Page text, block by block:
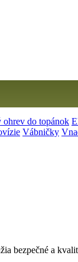
do topánok
Vábničky
bezpečné a